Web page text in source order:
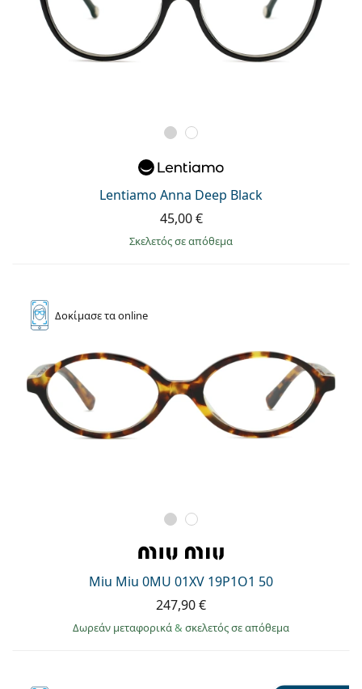
Lentiamo Anna Deep Black
45,00 €
σκελετός σε απόθεμα
Δοκίμασετα online
Miu Miu 0MU 01XV 19P1O1 50
247,90 €
Δωρεάν μεταφορικά& σκελετός σε απόθεμα